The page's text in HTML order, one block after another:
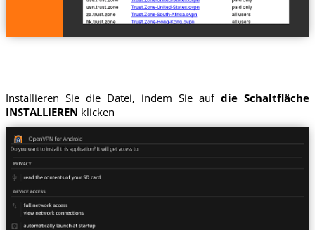
Installieren Sie die Datei, indem Sie aufdie Schaltfläche
INSTALLIEREN klicken